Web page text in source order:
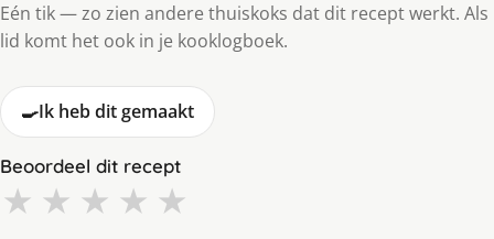
Eén tik — zo zien andere thuiskoks dat dit recept werkt. Als
lid komt het ook in je kooklogboek.
🍳Ik heb dit gemaakt
Beoordeel dit recept
★ ★ ★ ★ ★